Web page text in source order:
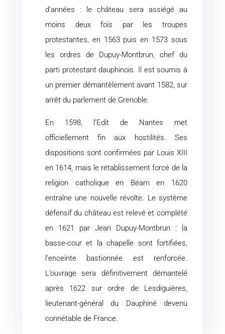
d’années : le château sera assiégé au
moins deux fois par les troupes
protestantes, en 1563 puis en 1573 sous
les ordres de Dupuy-Montbrun, chef du
parti protestant dauphinois. Il est soumis à
un premier démantèlement avant 1582, sur
arrêt du parlement de Grenoble.
En 1598, l’Edit de Nantes met
officiellement fin aux hostilités. Ses
dispositions sont confirmées par Louis XIII
en 1614, mais le rétablissement forcé de la
religion catholique en Béarn en 1620
entraîne une nouvelle révolte. Le système
défensif du château est relevé et complété
en 1621 par Jean Dupuy-Montbrun : la
basse-cour et la chapelle sont fortifiées,
l’enceinte bastionnée est renforcée.
L’ouvrage sera définitivement démantelé
après 1622 sur ordre de Lesdiguières,
lieutenant-général du Dauphiné devenu
connétable de France.